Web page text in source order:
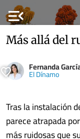
menu_open
Más allá del
Fernanda
El Dínamo
Tras la instalación
parece atrapada
más ruidosas que